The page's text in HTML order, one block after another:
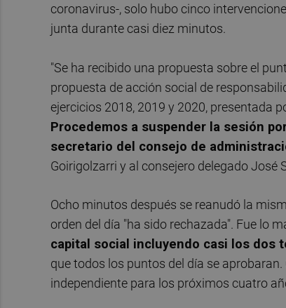
coronavirus-, solo hubo cinco
junta durante casi diez minutos.
"Se ha recibido una propuesta sobre el
propuesta de acción social de
ejercicios 2018, 2019 y 2020, presentada
Procedemos a suspender la sesión
secretario del consejo de
Goirigolzarri y al consejero delegado
Ocho minutos después se reanudó la
orden del día "ha sido rechazada". Fue lo
capital social incluyendo casi los dos
que todos los puntos del día se
independiente para los próximos cuatro